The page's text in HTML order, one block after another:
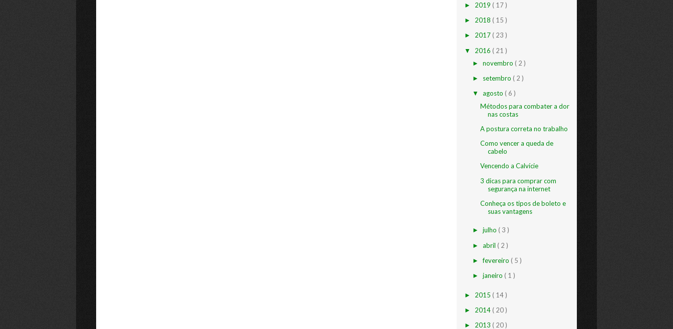
► 2019 ( 17 )
► 2018 ( 15 )
► 2017 ( 23 )
▼ 2016 ( 21 )
► novembro ( 2 )
► setembro ( 2 )
▼ agosto ( 6 )
Métodos para combater a dor
nas costas
A postura correta no trabalho
Como vencer a queda de
cabelo
Vencendo a Calvície
3 dicas para comprar com
segurança na internet
Conheça os tipos de boleto e
suas vantagens
► julho ( 3 )
► abril ( 2 )
►fevereiro ( 5 )
► janeiro ( 1 )
► 2015 ( 14 )
► 2014 ( 20 )
► 2013 ( 20 )